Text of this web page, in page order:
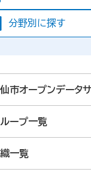
分野別に探す
市オープンデータ
ープ一覧
一覧
見つか